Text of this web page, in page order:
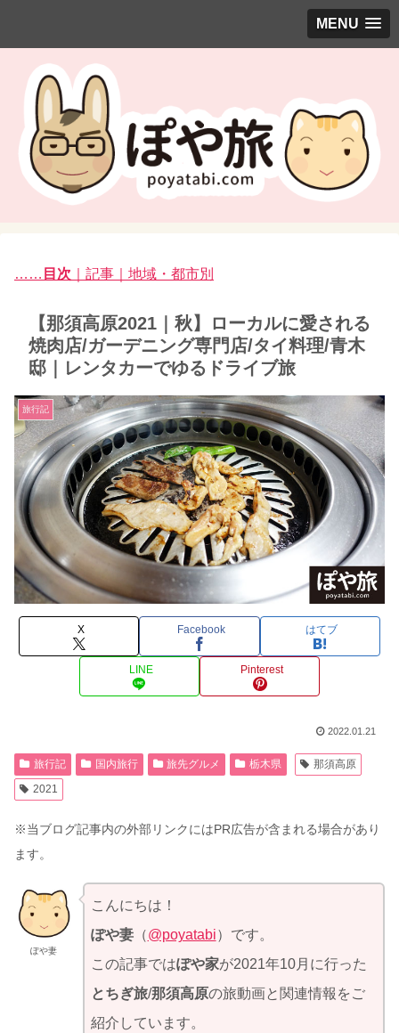
MENU
…… 目次 ｜記事｜地域・都市別
【那須高原2021｜秋】ローカルに愛される
焼肉店/ガーデニング専門店/タイ料理/青木
邸｜レンタカーでゆるドライブ旅
旅行記
X Facebook はてブ
LINE Pinterest
2022.01.21
旅行記 国内旅行 旅先グルメ 栃木県
那須高原
2021
※当ブログ記事内の外部リンクにはPR広告が含まれる場合があり
ます。
ぽや妻
こんにちは！
ぽや妻（@poyatabi）です。
この記事ではぽや家が2021年10月に行った
とちぎ旅/那須高原の旅動画と関連情報をご
紹介しています。